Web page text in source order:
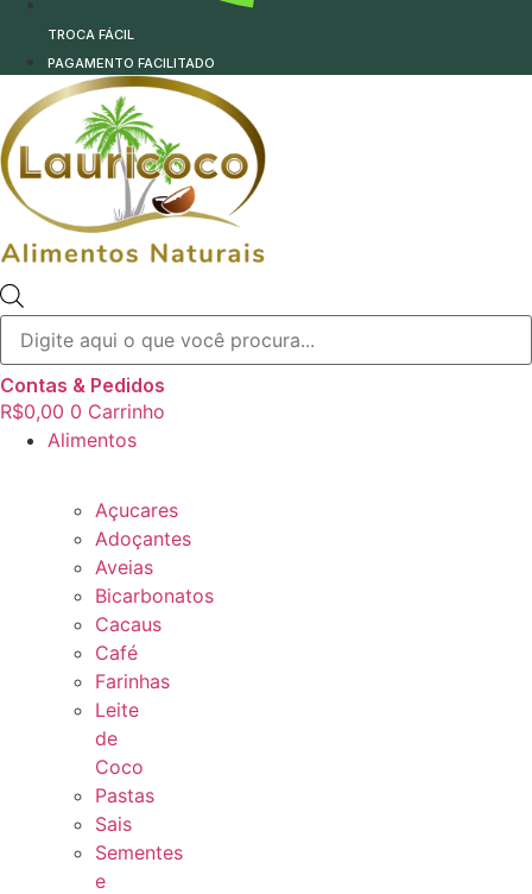
TROCA FÁCIL
PAGAMENTO FACILITADO
produtos
Contas & Pedidos
R$0,00 0 Carrinho
Alimentos
Açucares
Adoçantes
Aveias
Bicarbonatos
Cacaus
Café
Farinhas
Leite
de
Coco
Pastas
Sais
Sementes
e